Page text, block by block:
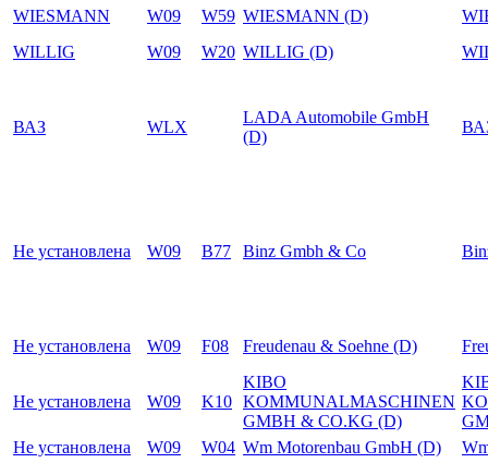
WIESMANN
W09 W59 WIESMANN (D)
WILLIG
W09 W20 WILLIG (D)
ВАЗ WLX
LADA Automobile GmbH
(D)
Не установлена W09 B77 Binz Gmbh & Co
Не установлена W09 F08 Freudenau & Soehne (D)
Не установлена W09 K10
KIBO
KOMMUNALMASCHINEN
GMBH & CO.KG (D)
Не установлена
W09 W04 Wm Motorenbau GmbH (D)